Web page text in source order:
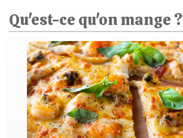
Qu'est-ce qu'on mange ?